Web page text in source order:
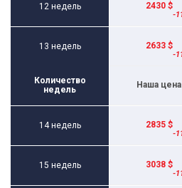
12 недель 2430 $
13 недель 2633 $
Количество
недель
Наша цена
14 недель 2835 $
15 недель 3038 $